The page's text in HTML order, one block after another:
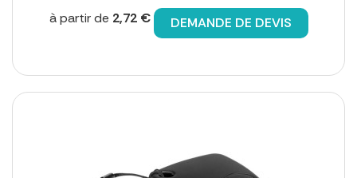
à partir de 2,72 € DEMANDE DE DEVIS